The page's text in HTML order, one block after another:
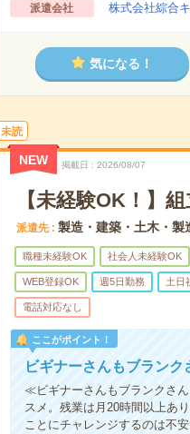
派遣会社 株式会社綜合
気になる！
未読
NEW 掲載日 2026/08/07
【未経験OK！】
派遣先 製造・建築・土木・製
職種未経験OK 社会人未経験OK
WEB登録OK 週5日勤務 土日
電話対応なし
ここがポイント！
ビギナーさんもブランク
≪ビギナーさんもブランクさ
スメ。残業は月20時間以上あ
ことにチャレンジするのは不